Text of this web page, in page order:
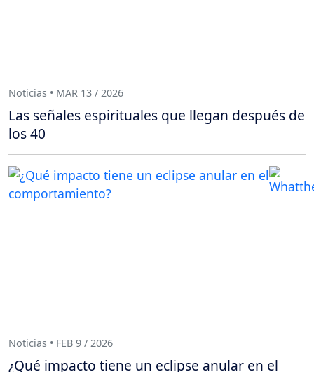
Noticias • MAR 13 / 2026
Las señales espirituales que llegan después de
los 40
Noticias • FEB 9 / 2026
¿Qué impacto tiene un eclipse anular en el